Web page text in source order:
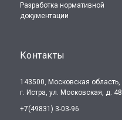
Разработка нормативной
документации
Контакты
143500, Московская область,
г. Истра, ул. Московская, д. 48
+7(49831) 3-03-96